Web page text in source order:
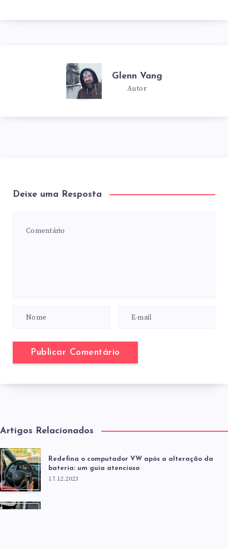
Glenn Vang
Autor
Deixe uma Resposta
Artigos Relacionados
Redefina o computador VW após a alteração da
bateria: um guia atencioso
17.12.2023